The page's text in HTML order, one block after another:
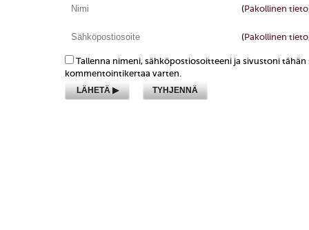
(Pakollinen tieto
(Pakollinen
Tallenna nimeni, sähköpostiosoitteeni ja sivustoni tähän
kommentointikertaa varten.